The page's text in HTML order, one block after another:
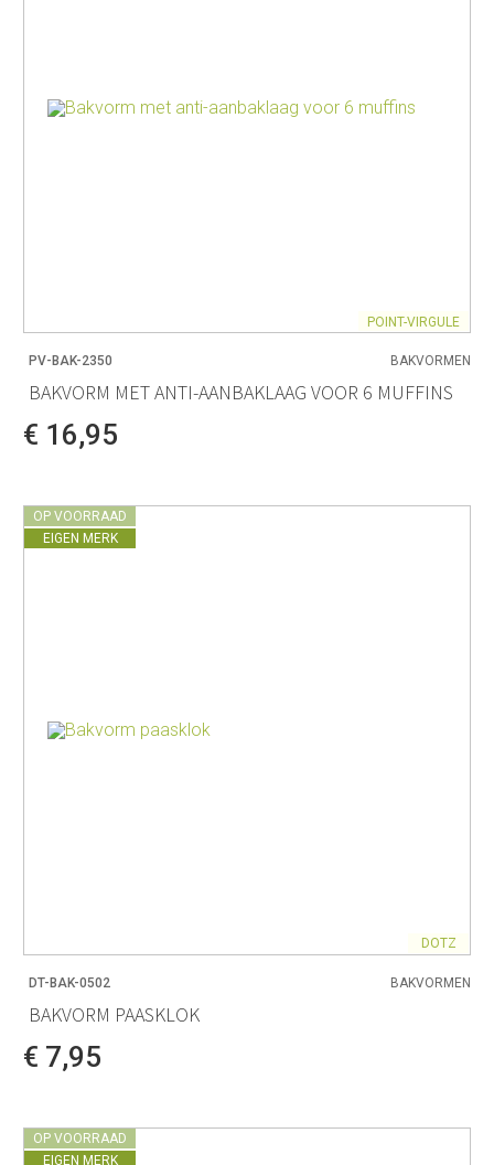
POINT-VIRGULE
PV-BAK-2350 BAKVORMEN
BAKVORM MET ANTI-AANBAKLAAG VOOR 6 MUFFINS
€ 16,95
OP VOORRAAD
EIGEN MERK
DOTZ
DT-BAK-0502 BAKVORMEN
BAKVORM PAASKLOK
€ 7,95
OP VOORRAAD
EIGEN MERK